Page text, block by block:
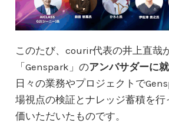
このたび、courir代表の井上直哉
「Genspark」のアンバサダーに
日々の業務やプロジェクトで
場視点の検証とナレッジ蓄積を
価いただいたものです。